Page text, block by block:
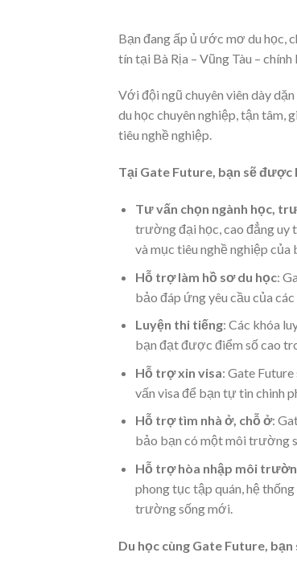
Bạn đang ấp ủ ước mơ du học,
tín tại Bà Rịa – Vũng Tàu –
Với đội ngũ chuyên viên dày
du học chuyên nghiệp, tận tâm,
tiêu nghề nghiệp.
Tại Gate Future, bạn sẽ
Tư vấn chọn ngành học,
trường đại học, cao đẳng uy
và mục tiêu nghề nghiệp của
Hỗ trợ làm hồ sơ du học:
bảo đáp ứng yêu cầu của
Luyện thi tiếng: Các khóa
bạn đạt được điểm số cao
Hỗ trợ xin visa: Gate
vấn visa để bạn tự tin chinh
Hỗ trợ tìm nhà ở, chỗ ở:
bảo bạn có một môi trường
Hỗ trợ hòa nhập môi
phong tục tập quán, hệ
trường sống mới.
Du học cùng Gate Future, bạn